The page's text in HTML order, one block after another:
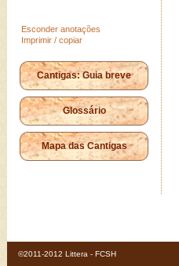
Esconder anotações
Imprimir / copiar
Cantigas: Guia breve
Glossário
Mapa das Cantigas
©2011-2012 Littera - FCSH